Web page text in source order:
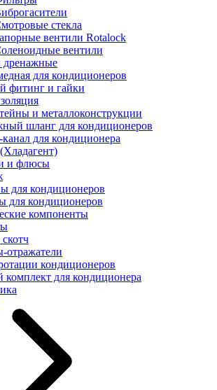
стекла
вентили Rotalock
вентили
для кондиционеров
фитинг и гайки
и металлоконструкции
шланг для кондиционеров
для кондиционера
и флюсы
для кондиционеров
для кондиционеров
компоненты
отражатели
кондиционеров
комплект для кондиционера